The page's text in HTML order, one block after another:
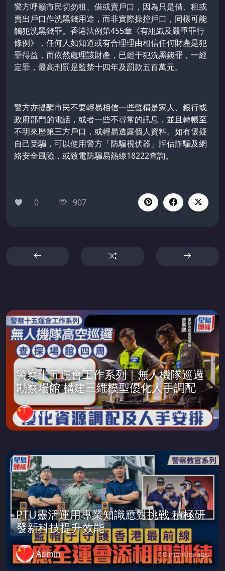
警方呼籲市民切勿租、借或賣戶口，因為只是借、租或
賣出戶口作洗黑錢用途，而非實際操控戶口，同樣可能
觸犯洗黑錢罪。香港法例第455章《有組織及嚴重罪行
條例》，任何人如知道或有合理理由相信任何財產是犯
罪得益，而依然處理該財產，已經干犯洗黑錢罪，一經
定罪，最高刑罰是監禁十四年及罰款五百萬元。
警方亦提醒市民不要輕易相信一些聲稱是家人、銀行或
政府部門的電話，或者一些不尋常的訊息，並且轉帳至
不明來歷第三方戶口，或輕易透露個人資料。如有懷疑
自己受騙，可以使用警方「防騙視伏器」評估詐騙及網
絡安全風險，或致電防騙易熱線18222查詢。
0 907
警察十五運會工作系列｜無人機隊巡邏
勘察場館 構建三維模型優化人手調配
Admin 8 months ago
PTU靈活運用專業知識應對挑戰 積極研
發新科技提升效能
Admin 10 months ago